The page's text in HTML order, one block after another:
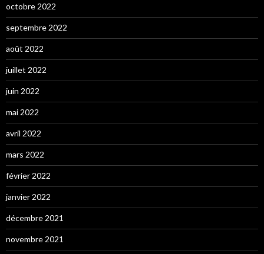
octobre 2022
septembre 2022
août 2022
juillet 2022
juin 2022
mai 2022
avril 2022
mars 2022
février 2022
janvier 2022
décembre 2021
novembre 2021